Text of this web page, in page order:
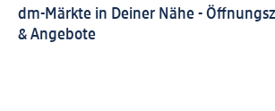
dm-Märkte in Deiner Nähe -
& Angebote